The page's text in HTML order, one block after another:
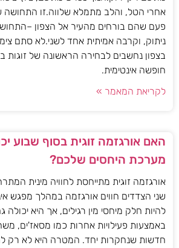
אחרי הטל, והלב מתמלא שלווה.זו התחושה
פעם שהם בורחים מהעיר אל הצפון
ניתוק, וקרבה אמיתית אחד לשני.לא סתם
בצפון נחשבים לבחירה הראשונה של זוגות
חופשה אינטימית.
לקריאת המאמר »
האם אורגזמה זוגית בסוף שבוע
מערכת היחסים שלכם?
אורגזמה זוגית מתייחסת לחוויה מינית
שני הצדדים חווים אורגזמה במהלך מפגש
להיות חלק מיחסי מין רגילים, אך היא
באמצעות פעילויות אחרות כמו מסאז'ים,
חדשות שנחקרות יחד. המטרה היא לא רק